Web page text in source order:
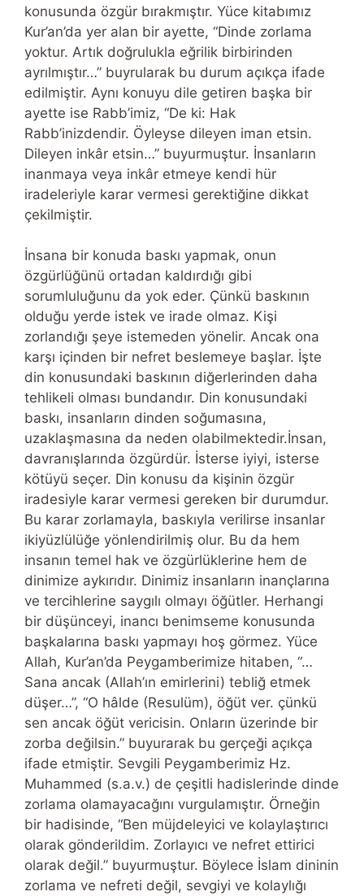
konusunda özgür bırakmıştır. Yüce kitabımız
Kur’an’da yer alan bir ayette, “Dinde zorlama
yoktur. Artık doğrulukla eğrilik birbirinden
ayrılmıştır…” buyrularak bu durum açıkça ifade
edilmiştir. Aynı konuyu dile getiren başka bir
ayette ise Rabb’imiz, “De ki: Hak
Rabb’inizdendir. Öyleyse dileyen iman etsin.
Dileyen inkâr etsin…” buyurmuştur. İnsanların
inanmaya veya inkâr etmeye kendi hür
iradeleriyle karar vermesi gerektiğine dikkat
çekilmiştir.
İnsana bir konuda baskı yapmak, onun
özgürlüğünü ortadan kaldırdığı gibi
sorumluluğunu da yok eder. Çünkü baskının
olduğu yerde istek ve irade olmaz. Kişi
zorlandığı şeye istemeden yönelir. Ancak ona
karşı içinden bir nefret beslemeye başlar. İşte
din konusundaki baskının diğerlerinden daha
tehlikeli olması bundandır. Din konusundaki
baskı, insanların dinden soğumasına,
uzaklaşmasına da neden olabilmektedir.İnsan,
davranışlarında özgürdür. İsterse iyiyi, isterse
kötüyü seçer. Din konusu da kişinin özgür
iradesiyle karar vermesi gereken bir durumdur.
Bu karar zorlamayla, baskıyla verilirse insanlar
ikiyüzlülüğe yönlendirilmiş olur. Bu da hem
insanın temel hak ve özgürlüklerine hem de
dinimize aykırıdır. Dinimiz insanların inançlarına
ve tercihlerine saygılı olmayı öğütler. Herhangi
bir düşünceyi, inancı benimseme konusunda
başkalarına baskı yapmayı hoş görmez. Yüce
Allah, Kur’an’da Peygamberimize hitaben, “…
Sana ancak (Allah’ın emirlerini) tebliğ etmek
düşer…”, “O hâlde (Resulüm), öğüt ver. çünkü
sen ancak öğüt vericisin. Onların üzerinde bir
zorba değilsin.” buyurarak bu gerçeği açıkça
ifade etmiştir. Sevgili Peygamberimiz Hz.
Muhammed (s.a.v.) de çeşitli hadislerinde dinde
zorlama olamayacağını vurgulamıştır. Örneğin
bir hadisinde, “Ben müjdeleyici ve kolaylaştırıcı
olarak gönderildim. Zorlayıcı ve nefret ettirici
olarak değil.” buyurmuştur. Böylece İslam dininin
zorlama ve nefreti değil, sevgiyi ve kolaylığı